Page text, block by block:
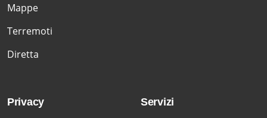
Mappe
Terremoti
Diretta
Privacy Servizi